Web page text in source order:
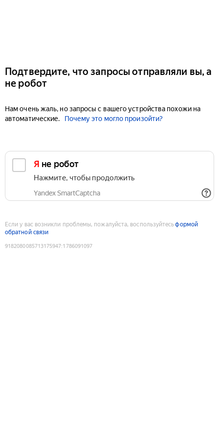
Подтвердите, что запросы отправляли вы, а
не робот
Нам очень жаль, но запросы с вашего устройства похожи на
автоматические.
Почему это могло произойти?
Я не робот
Нажмите, чтобы продолжить
Yandex SmartCaptcha
Если у вас возникли проблемы, пожалуйста, воспользуйтесьформой
обратной связи
9182080085713175947:1786091097